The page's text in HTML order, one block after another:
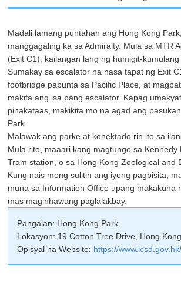
Madali lamang puntahan ang Hong Kong
manggagaling ka sa Admiralty. Mula sa MTR
(Exit C1), kailangan lang ng humigit-kumulang
Sumakay sa escalator na nasa tapat ng Exit
footbridge papunta sa Pacific Place, at
makita ang isa pang escalator. Kapag
pinakataas, makikita mo na agad ang
Park.
Malawak ang parke at konektado rin ito sa
Mula rito, maaari kang magtungo sa Kennedy
Tram station, o sa Hong Kong Zoological and
Kung nais mong sulitin ang iyong pagbisita,
muna sa Information Office upang makakuha
mas maginhawang paglalakbay.
Pangalan: Hong Kong Park
Lokasyon: 19 Cotton Tree Drive, Hong
Opisyal na Website: https://